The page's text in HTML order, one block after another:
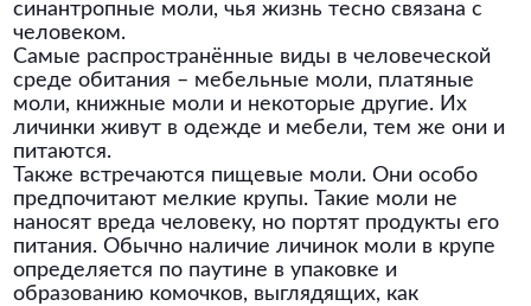
синантропные моли, чья жизнь тесно связана с
человеком.
Самые распространённые виды в человеческой
среде обитания – мебельные моли, платяные
моли, книжные моли и некоторые другие. Их
личинки живут в одежде и мебели, тем же они и
питаются.
Также встречаются пищевые моли. Они особо
предпочитают мелкие крупы. Такие моли не
наносят вреда человеку, но портят продукты его
питания. Обычно наличие личинок моли в крупе
определяется по паутине в упаковке и
образованию комочков, выглядящих, как